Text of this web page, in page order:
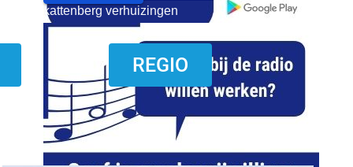
kattenberg verhuizingen
REGIO